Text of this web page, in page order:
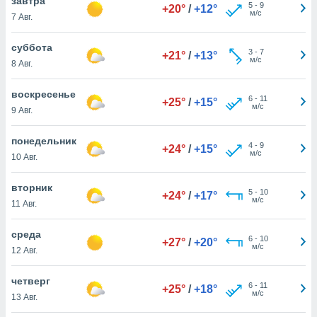
действия
на веб-
основе.
нашей
cookie
в
ВЫ
7 Авг.
+20° / +12° 5- 9
м/с
суббота
8 Авг.
+21° / +13° 3- 7
м/с
воскресенье
9 Авг.
+25° / +15° 6- 11
м/с
понедельник
10 Авг.
+24° / +15° 4- 9
м/с
вторник
11 Авг.
+24° / +17° 5- 10
м/с
среда
12 Авг.
+27° / +20° 6- 10
м/с
четверг
13 Авг.
+25° / +18° 6- 11
м/с